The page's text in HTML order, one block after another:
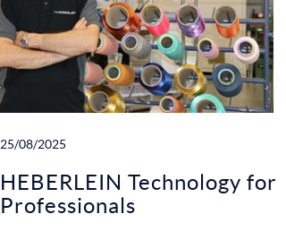
25/08/2025
HEBERLEIN Technology for
Professionals